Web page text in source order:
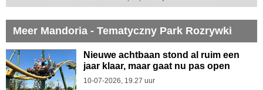
Meer Mandoria - Tematyczny Park Rozrywki
Nieuwe achtbaan stond al ruim een
jaar klaar, maar gaat nu pas open
10-07-2026, 19.27 uur